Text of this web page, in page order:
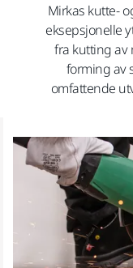
Mirkas kutte-
eksepsjonelle
fra kutting av
forming av
omfattende